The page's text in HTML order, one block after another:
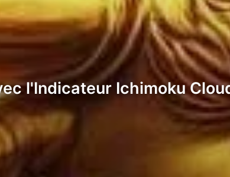
l'Indicateur Ichimoku